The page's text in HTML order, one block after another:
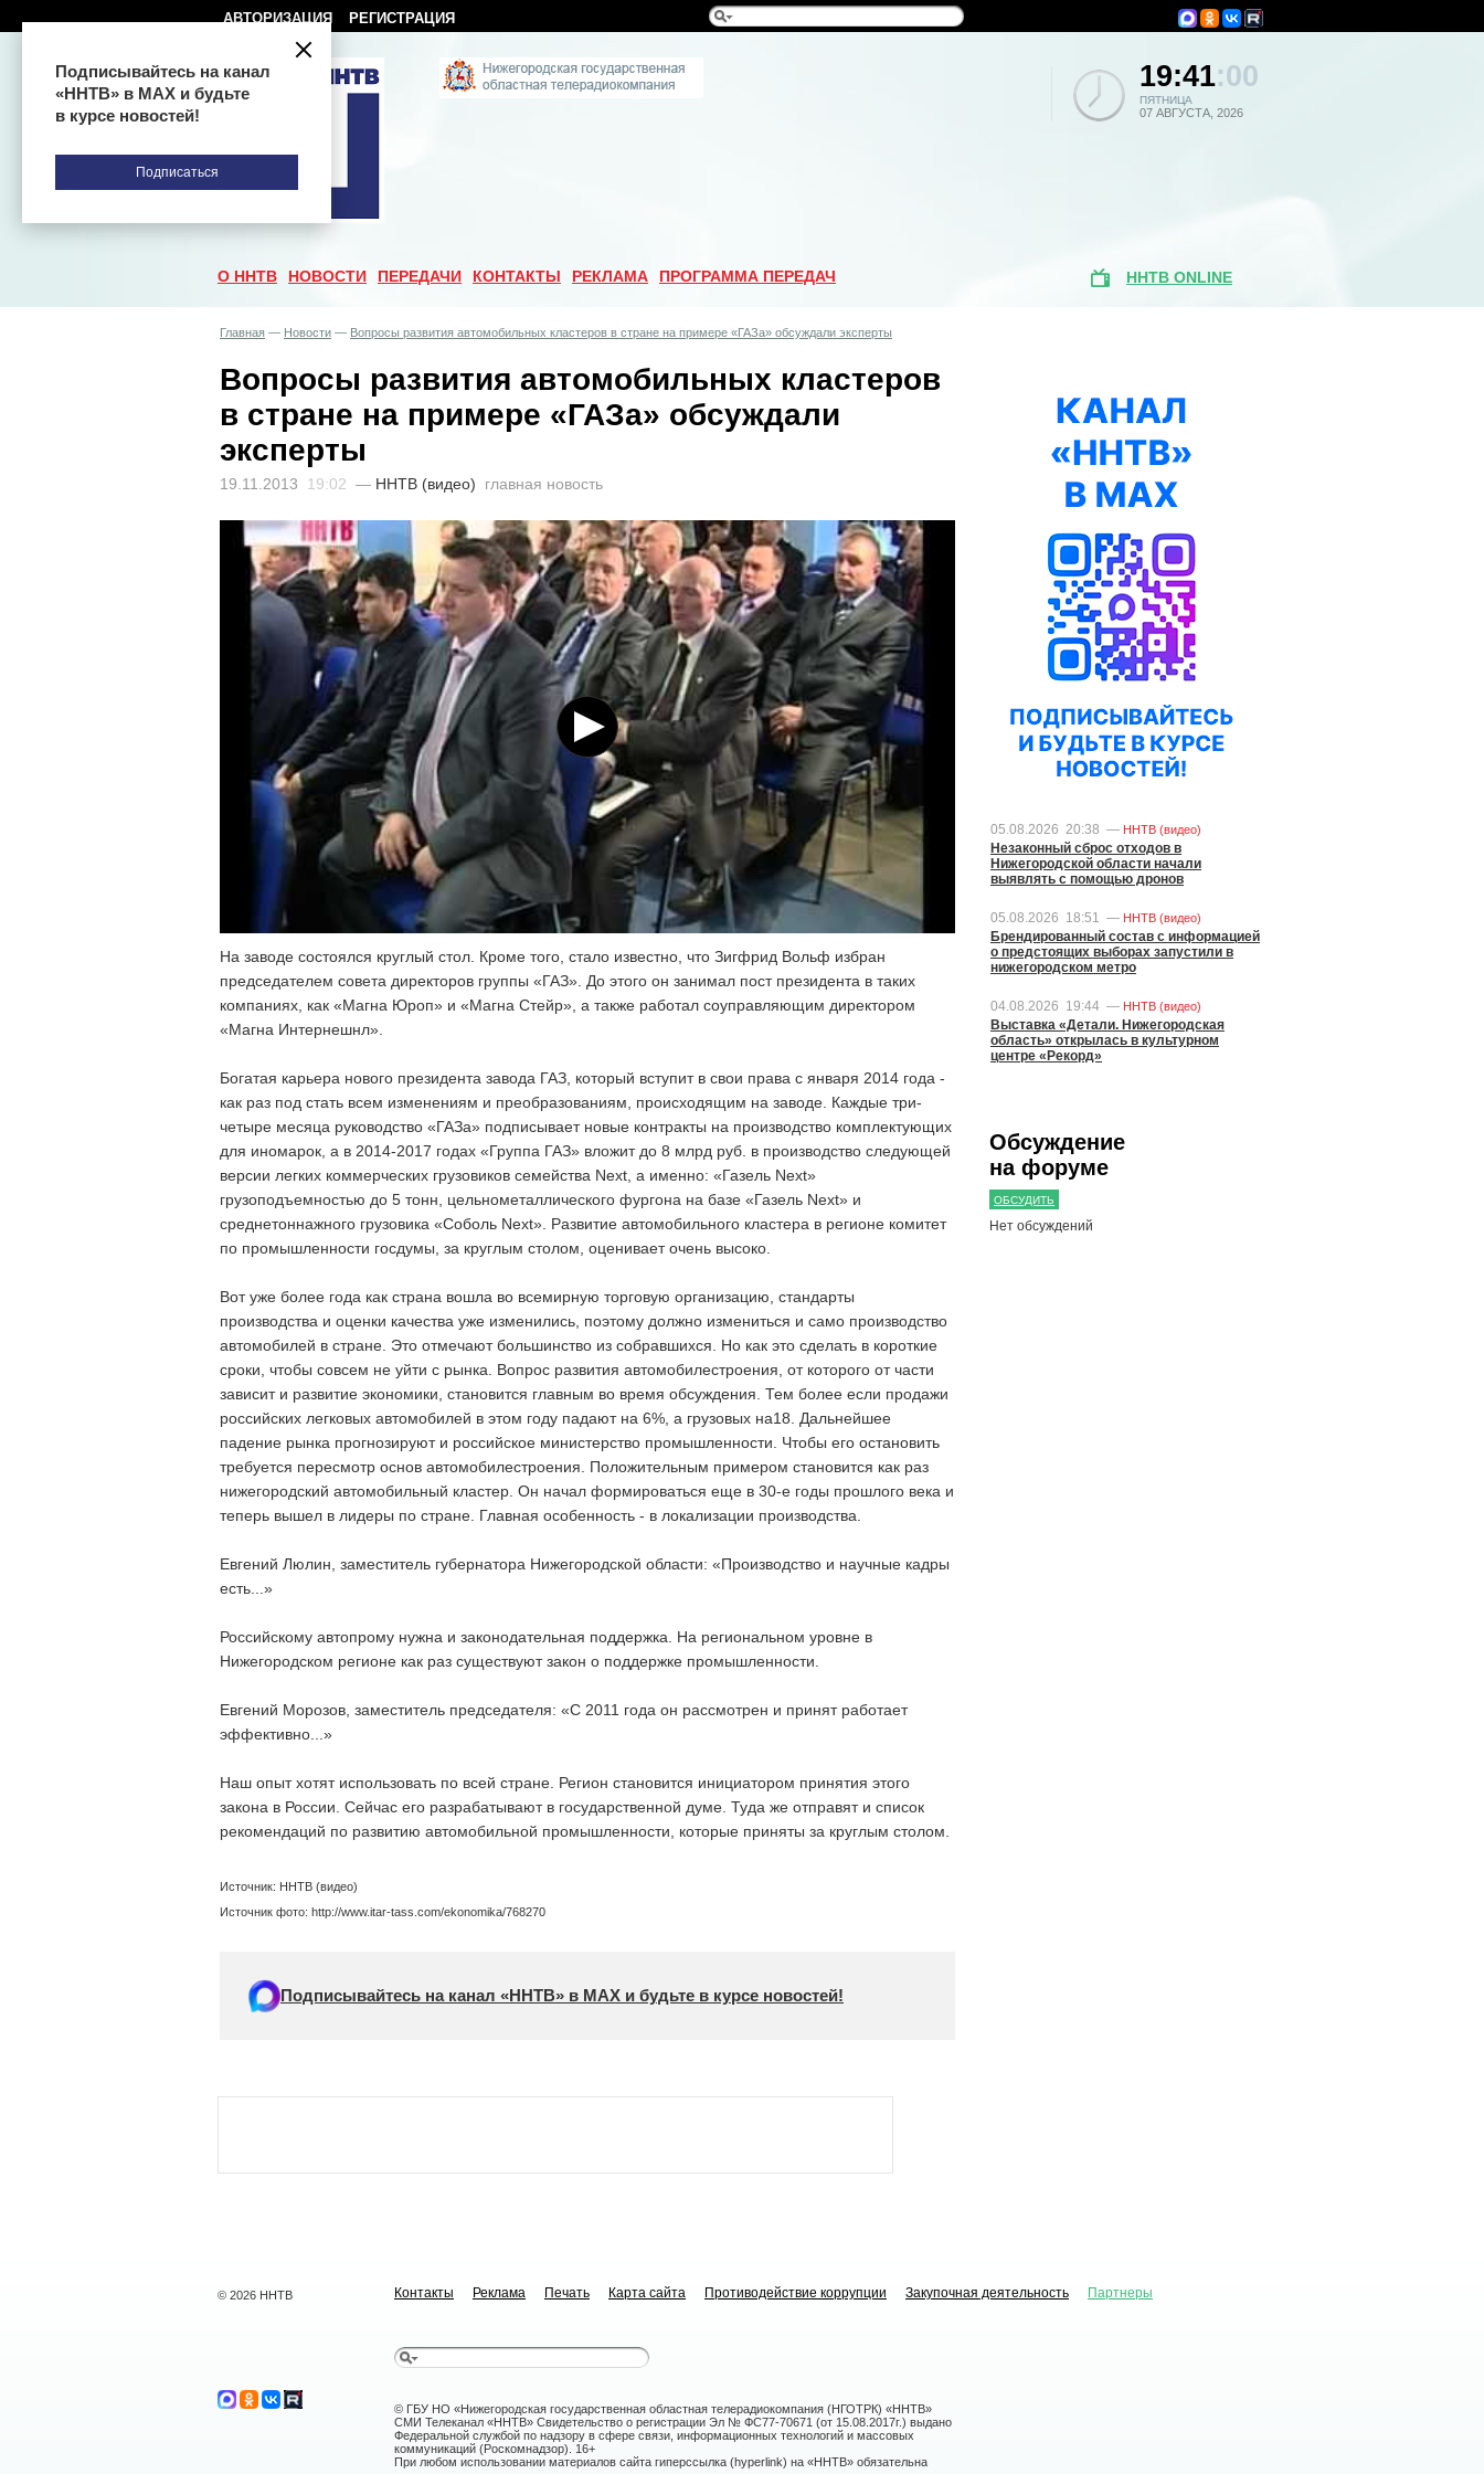
АВТОРИЗАЦИЯ РЕГИСТРАЦИЯ
19:41:00
ПЯТНИЦА
07 АВГУСТА, 2026
О ННТВ НОВОСТИ ПЕРЕДАЧИ КОНТАКТЫ РЕКЛАМА ПРОГРАММА ПЕРЕДАЧ ННТВ ONLINE
Главная — Новости — Вопросы развития автомобильных кластеров в стране на примере «ГАЗа» обсуждали эксперты
Вопросы развития автомобильных кластеров
в стране на примере «ГАЗа» обсуждали
эксперты
19.11.2013 19:02 — ННТВ (видео) главная новость
На заводе состоялся круглый стол. Кроме того, стало известно, что Зигфрид Вольф избран
председателем совета директоров группы «ГАЗ». До этого он занимал пост президента в таких
компаниях, как «Магна Юроп» и «Магна Стейр», а также работал соуправляющим директором
«Магна Интернешнл».
Богатая карьера нового президента завода ГАЗ, который вступит в свои права с января 2014 года -
как раз под стать всем изменениям и преобразованиям, происходящим на заводе. Каждые три-
четыре месяца руководство «ГАЗа» подписывает новые контракты на производство комплектующих
для иномарок, а в 2014-2017 годах «Группа ГАЗ» вложит до 8 млрд руб. в производство следующей
версии легких коммерческих грузовиков семейства Next, а именно: «Газель Next»
грузоподъемностью до 5 тонн, цельнометаллического фургона на базе «Газель Next» и
среднетоннажного грузовика «Соболь Next». Развитие автомобильного кластера в регионе комитет
по промышленности госдумы, за круглым столом, оценивает очень высоко.
Вот уже более года как страна вошла во всемирную торговую организацию, стандарты
производства и оценки качества уже изменились, поэтому должно измениться и само производство
автомобилей в стране. Это отмечают большинство из собравшихся. Но как это сделать в короткие
сроки, чтобы совсем не уйти с рынка. Вопрос развития автомобилестроения, от которого от части
зависит и развитие экономики, становится главным во время обсуждения. Тем более если продажи
российских легковых автомобилей в этом году падают на 6%, а грузовых на18. Дальнейшее
падение рынка прогнозируют и российское министерство промышленности. Чтобы его остановить
требуется пересмотр основ автомобилестроения. Положительным примером становится как раз
нижегородский автомобильный кластер. Он начал формироваться еще в 30-е годы прошлого века и
теперь вышел в лидеры по стране. Главная особенность - в локализации производства.
Евгений Люлин, заместитель губернатора Нижегородской области: «Производство и научные кадры
есть...»
Российскому автопрому нужна и законодательная поддержка. На региональном уровне в
Нижегородском регионе как раз существуют закон о поддержке промышленности.
Евгений Морозов, заместитель председателя: «С 2011 года он рассмотрен и принят работает
эффективно...»
Наш опыт хотят использовать по всей стране. Регион становится инициатором принятия этого
закона в России. Сейчас его разрабатывают в государственной думе. Туда же отправят и список
рекомендаций по развитию автомобильной промышленности, которые приняты за круглым столом.
Источник: ННТВ (видео)
Источник фото: http://www.itar-tass.com/ekonomika/768270
Подписывайтесь на канал «ННТВ» в МАХ и будьте в курсе новостей!
05.08.2026 20:38 — ННТВ (видео)
Незаконный сброс отходов в
Нижегородской области начали
выявлять с помощью дронов
05.08.2026 18:51 — ННТВ (видео)
Брендированный состав с информацией
о предстоящих выборах запустили в
нижегородском метро
04.08.2026 19:44 — ННТВ (видео)
Выставка «Детали. Нижегородская
область» открылась в культурном
центре «Рекорд»
Обсуждение
на форуме
ОБСУДИТЬ
Нет обсуждений
© 2026 ННТВ Контакты Реклама Печать Карта сайта Противодействие коррупции Закупочная деятельность Партнеры
© ГБУ НО «Нижегородская государственная областная телерадиокомпания (НГОТРК) «ННТВ»
СМИ Телеканал «ННТВ» Свидетельство о регистрации Эл № ФС77-70671 (от 15.08.2017г.) выдано
Федеральной службой по надзору в сфере связи, информационных технологий и массовых
коммуникаций (Роскомнадзор). 16+
При любом использовании материалов сайта гиперссылка (hyperlink) на «ННТВ» обязательна
Подписывайтесь на канал
«ННТВ» в МАХ и будьте
в курсе новостей!
Подписаться